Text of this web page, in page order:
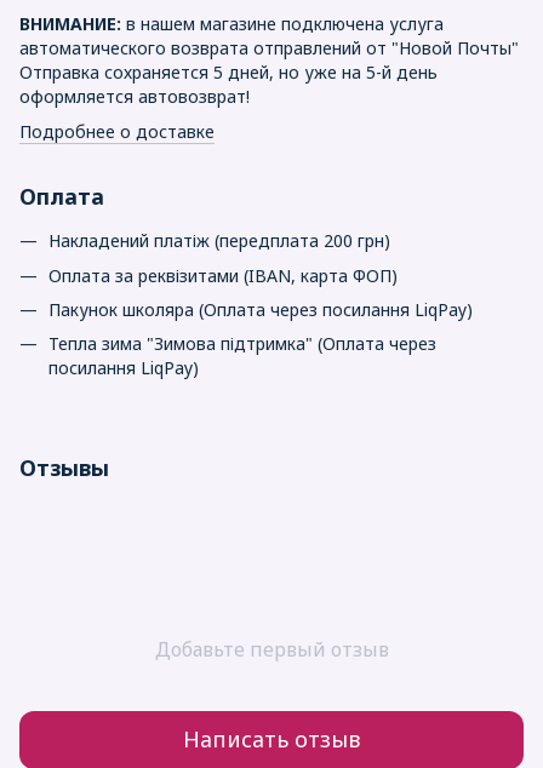
ВНИМАНИЕ: в нашем магазине подключена услуга
автоматического возврата отправлений от "Новой Почты"
Отправка сохраняется 5 дней, но уже на 5-й день
оформляется автовозврат!
Подробнее о доставке
Оплата
Накладений платіж (передплата 200 грн)
Оплата за реквізитами (IBAN, карта ФОП)
Пакунок школяра (Оплата через посилання LiqPay)
Тепла зима "Зимова підтримка" (Оплата через
посилання LiqPay)
Отзывы
Добавьте первый отзыв
Написать отзыв